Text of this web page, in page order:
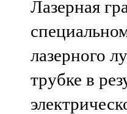
Лазерная
лазерного
трубке в